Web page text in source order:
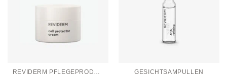
REVIDERM PFLEGEPRODUKTE GESICHTSAMPULLEN